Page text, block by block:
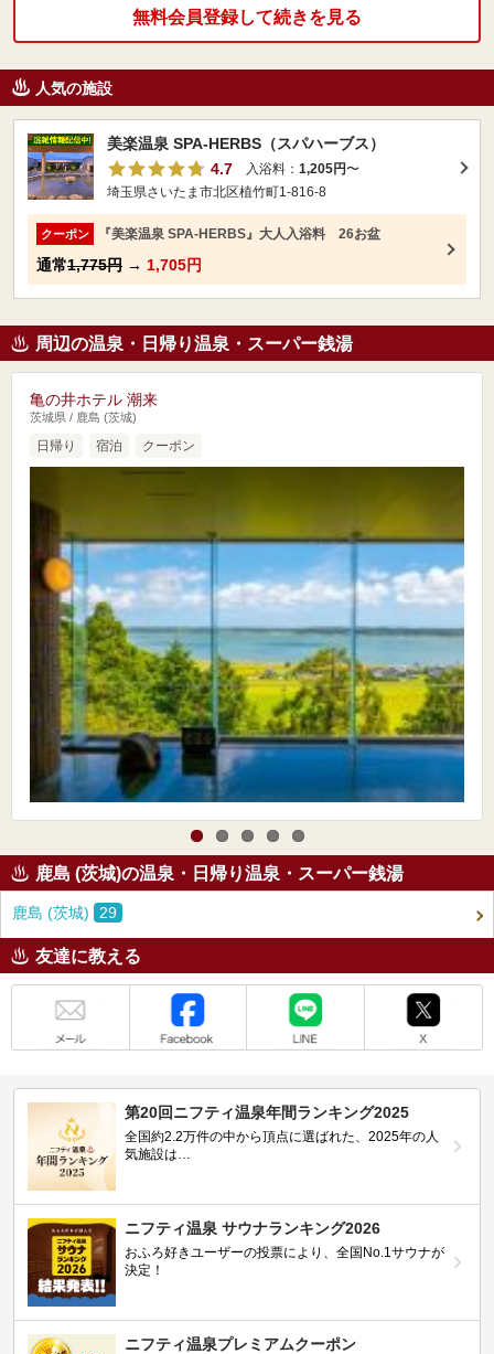
無料会員登録して続きを見る
人気の施設
美楽温泉 SPA-HERBS（スパハーブス）
4.7
入浴料： 1,205円〜
埼玉県さいたま市北区植竹町1-816-8
クーポン 『美楽温泉 SPA-HERBS』大人入浴料 26お盆
通常1,775円 → 1,705円
周辺の温泉・日帰り温泉・スーパー銭湯
亀の井ホテル 潮来
茨城県 / 鹿島 (茨城)
日帰り 宿泊 クーポン
鹿島 (茨城)の温泉・日帰り温泉・スーパー銭湯
鹿島 (茨城) 29
友達に教える
第20回ニフティ温泉年間ランキング2025
全国約2.2万件の中から頂点に選ばれた、2025年の人
気施設は…
ニフティ温泉 サウナランキング2026
おふろ好きユーザーの投票により、全国No.1サウナが
決定！
ニフティ温泉プレミアムクーポン